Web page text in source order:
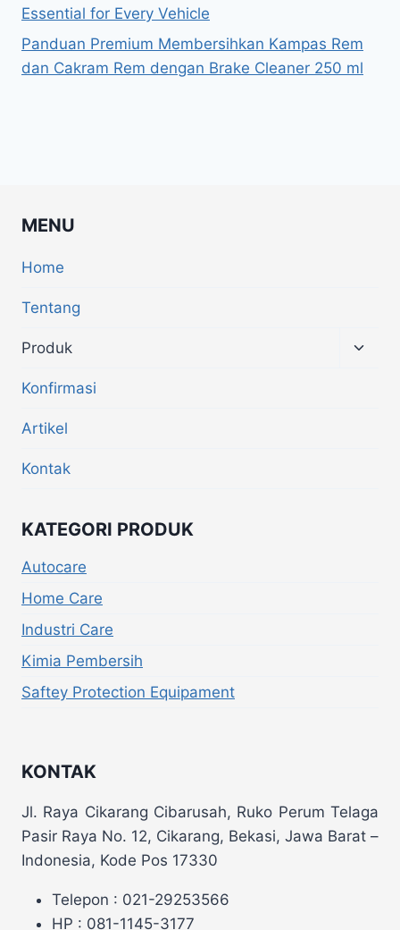
Essential for Every Vehicle
Panduan Premium Membersihkan Kampas Rem
dan Cakram Rem dengan Brake Cleaner 250 ml
MENU
Home
Tentang
Produk
Konfirmasi
Artikel
Kontak
KATEGORI PRODUK
Autocare
Home Care
Industri Care
Kimia Pembersih
Saftey Protection Equipament
KONTAK
Jl. Raya Cikarang Cibarusah, Ruko Perum Telaga
Pasir Raya No. 12, Cikarang, Bekasi, Jawa Barat –
Indonesia, Kode Pos 17330
Telepon : 021-29253566
HP : 081-1145-3177